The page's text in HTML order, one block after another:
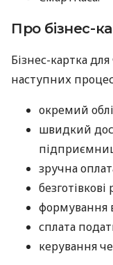
Про бізнес-
Бізнес-картка
наступних
окремий
швидкий
зручна
формування
сплата
керування